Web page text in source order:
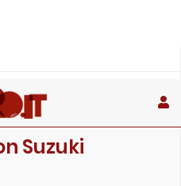
Suzuki